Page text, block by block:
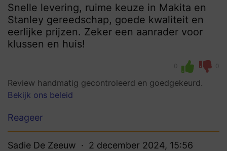
Snelle levering, ruime keuze in Makita en
Stanley gereedschap, goede kwaliteit en
eerlijke prijzen. Zeker een aanrader voor
klussen en huis!
0 0
Review handmatig gecontroleerd en goedgekeurd.
Bekijk ons beleid
Reageer
Sadie De Zeeuw 2 december 2024, 15:56